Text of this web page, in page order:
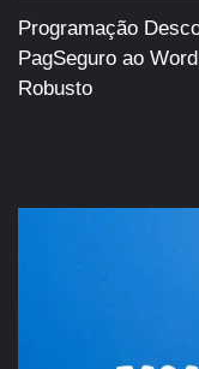
Programação
PagSeguro ao
Robusto